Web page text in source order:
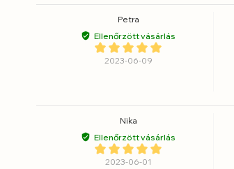
Petra
Ellenőrzött vásárlás
2023-06-09
Nika
Ellenőrzött vásárlás
2023-06-01